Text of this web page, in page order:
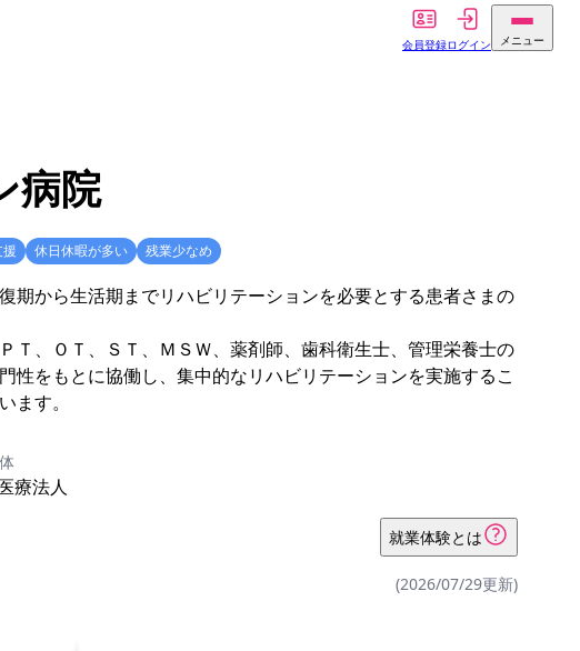
会員登録ログイン メニュー
病院
休日休暇が多い 残業少なめ
期から生活期までリハビリテーションを必要とする患者さまの
Ｔ、ＯＴ、ＳＴ、ＭＳＷ、薬剤師、歯科衛生士、管理栄養士の
性をもとに協働し、集中的なリハビリテーションを実施するこ
ます。
療法人
就業体験とは
(2026/07/29更新)